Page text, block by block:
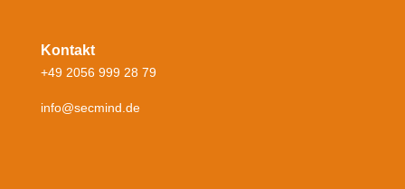
Kontakt
+49 2056 999 28 79
info@secmind.de